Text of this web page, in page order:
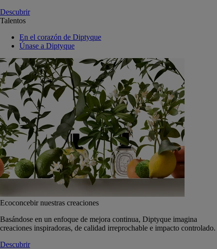
Descubrir
Talentos
En el corazón de Diptyque
Únase a Diptyque
Ecoconcebir nuestras creaciones
Basándose en un enfoque de mejora continua, Diptyque imagina
creaciones inspiradoras, de calidad irreprochable e impacto controlado.
Descubrir